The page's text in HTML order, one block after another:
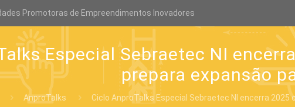
Promotoras de Empreendimentos Inovadores
Especial Sebraetec NI
prepara expansão
AnproTalks Ciclo AnproTalks Especial Sebraetec NI encerra